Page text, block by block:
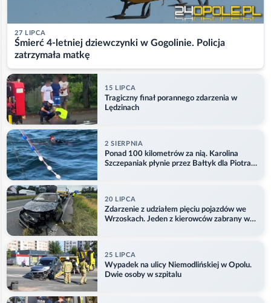
27 LIPCA
Śmierć 4-letniej dziewczynki w Gogolinie. Policja
zatrzymała matkę
15 LIPCA
Tragiczny finał porannego zdarzenia w
Lędzinach
2 SIERPNIA
Ponad 100 kilometrów za nią. Karolina
Szczepaniak płynie przez Bałtyk dla Piotra.
20 LIPCA
Zdarzenie z udziałem pięciu pojazdów we
Wrzoskach. Jeden z kierowców zabrany w
25 LIPCA
Wypadek na ulicy Niemodlińskiej w Opolu.
Dwie osoby w szpitalu